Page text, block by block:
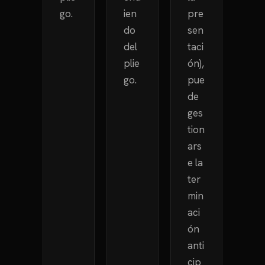
go.
ien
do
del
plie
go.
pre
sen
taci
ón),
pue
de
ges
tion
ars
e la
ter
min
aci
ón
anti
cip